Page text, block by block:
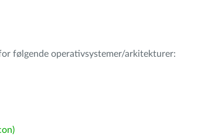
følgende operativsystemer/arkitekturer: